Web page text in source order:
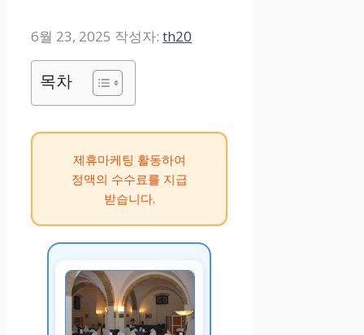
6월 23, 2025 작성자: th20
목차
제휴마케팅 활동하여
정액의 수수료를 지급
받습니다.